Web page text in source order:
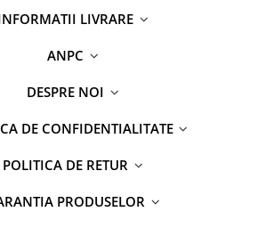
LIVRARE
ANPC
DESPRE NOI
DE CONFIDENTIALITATE
POLITICA DE RETUR
PRODUSELOR